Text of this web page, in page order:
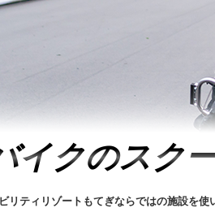
ハローウッ
ク DOKIDOKI
ク
情報イクのスク
リティリゾートもてぎならではの施設を